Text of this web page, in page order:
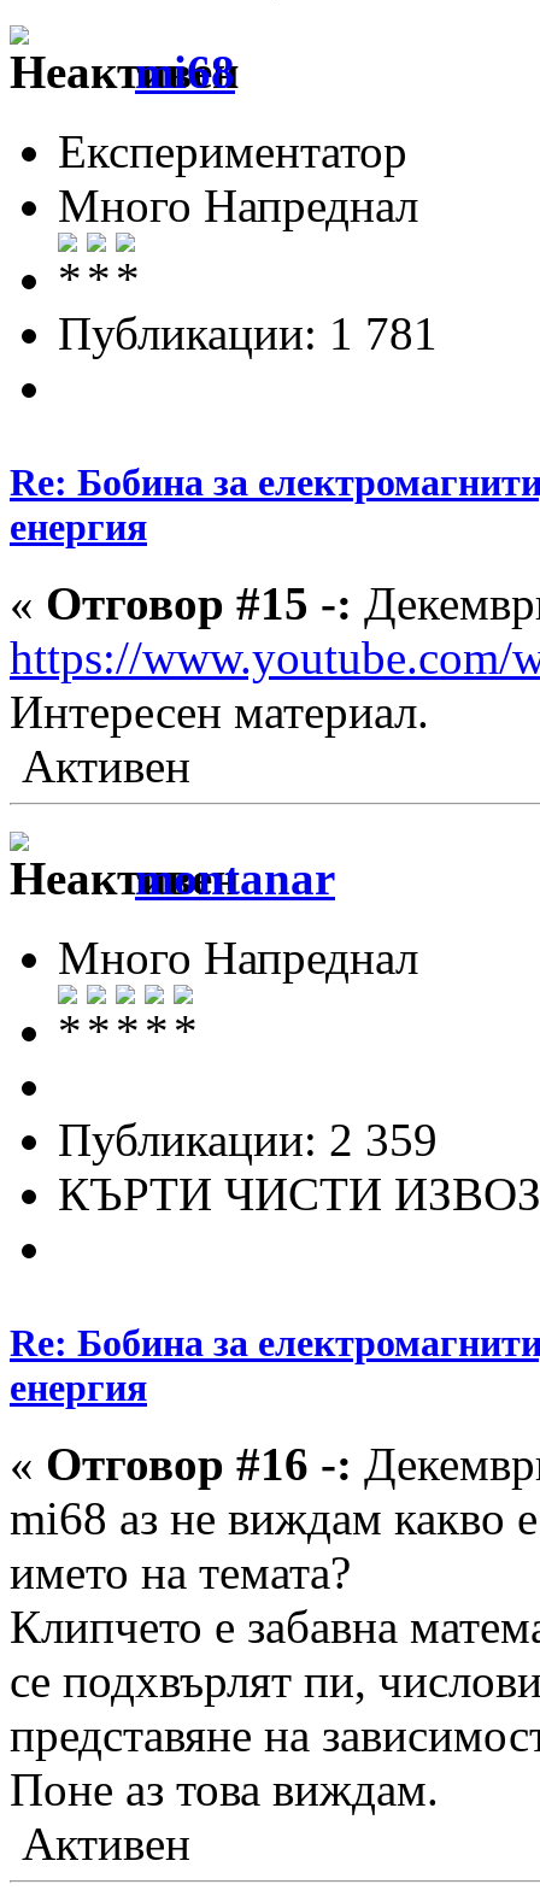
mi68
Експериментатор
Много Напреднал
Публикации: 1 781
Re: Бобина за
енергия
« Отговор #15 -:
https://www.youtube.com/
Интересен материал.
Активен
montanar
Много Напреднал
Публикации: 2 359
КЪРТИ ЧИСТИ
Re: Бобина за
енергия
« Отговор #16 -:
mi68 аз не виждам какво
името на темата?
Клипчето е забавна
се подхвърлят пи,
представяне на
Поне аз това виждам.
Активен